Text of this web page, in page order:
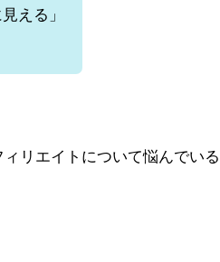
える」
リエイトについて悩んでいる